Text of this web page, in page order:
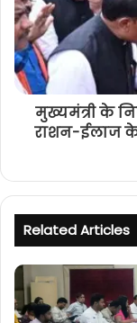
मुख्यमंत्री के
राशन-ईलाज
Related Articles